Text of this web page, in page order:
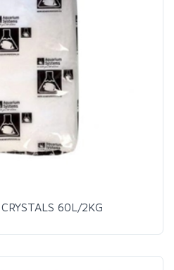
60L/2KG